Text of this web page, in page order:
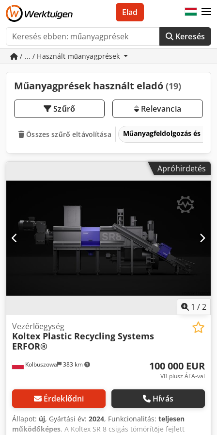
Keresés
Elad
/ ... / Használt műanyagprések
Műanyagprések használt eladó (19)
Szűrő Relevancia
Összes szűrő eltávolítása Műanyagfeldolgozás és
Apróhirdetés
1 /2
Kolbuszowa 383 km
Vezérlőegység
Koltex Plastic Recycling Systems
ERFOR®
100 000 EUR
VB plusz ÁFA-val
Érdeklődni Hívás
Állapot: új, Gyártási év: 2024, Funkcionalitás: teljesen
működőképes, A Koltex SR 8 csigás tömörítője fejlett